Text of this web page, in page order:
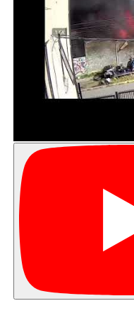
– Arturo
Magallanes)
– Luis Vargas
– Aliro Quezada
– Hilda Cárcamo
– Carlos Almonacid
– Cristina Susi
– Alma Alvaradejo
– Susana Barrientos